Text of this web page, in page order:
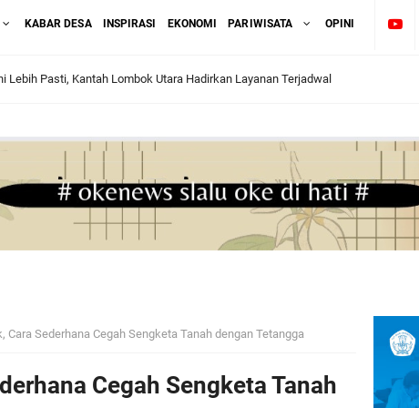
KABAR DESA INSPIRASI EKONOMI PARIWISATA OPINI
Lebih Pasti, Kantah Lombok Utara Hadirkan Layanan Terjadwal
Percepat Sertipikasi Tanah Rumah Ibadah di NTT
Tak Tersentuh LHP BPK, Legislator PDI Perjuangan Tuntut Audit Investigatif
Cara Sederhana Cegah Sengketa Tanah dengan Tetangga
Cegah Sengketa Tanah